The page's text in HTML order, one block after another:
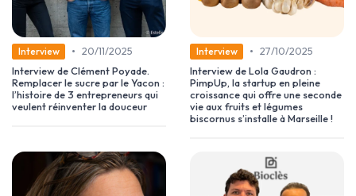
Interview • 20/11/2025
Interview de Clément Poyade.
Remplacer le sucre par le Yacon :
l’histoire de 3 entrepreneurs qui
veulent réinventer la douceur
Interview • 27/10/2025
Interview de Lola Gaudron :
PimpUp, la startup en pleine
croissance qui offre une seconde
vie aux fruits et légumes
biscornus s’installe à Marseille !